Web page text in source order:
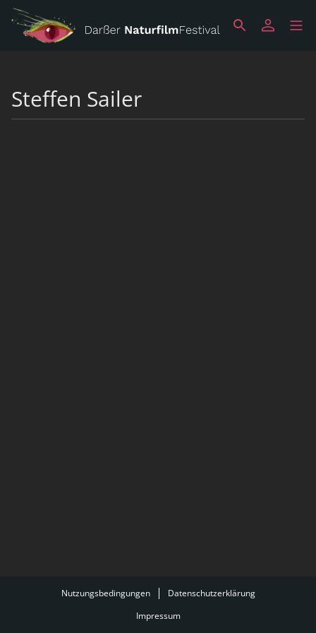
Steffen Sailer
Nutzungsbedingungen
Datenschutzerklärung
Impressum